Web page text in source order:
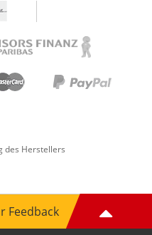
des Herstellers
Feedback